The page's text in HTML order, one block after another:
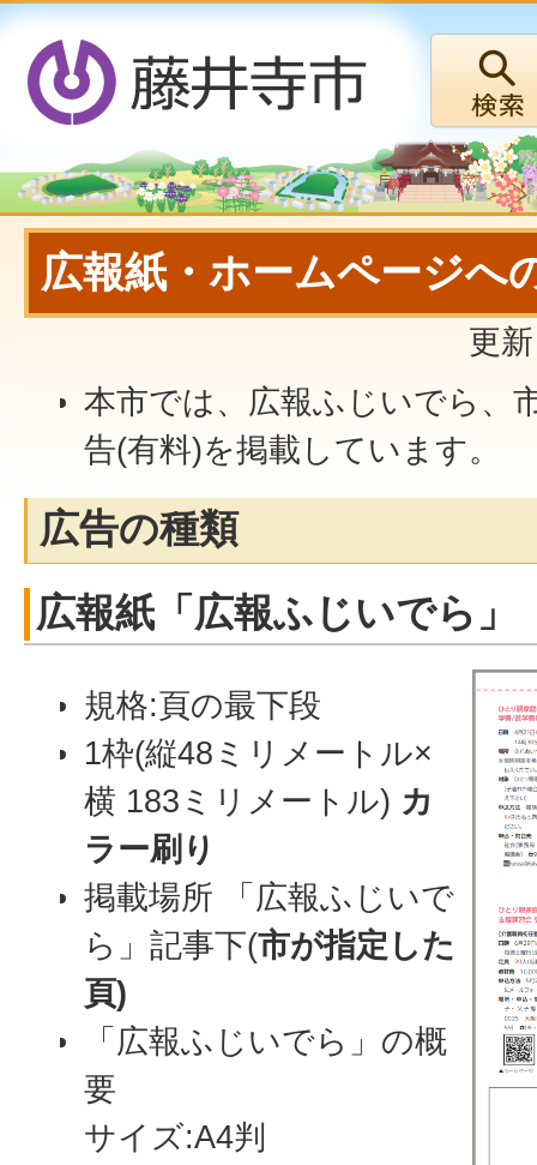
広報紙・ホームページへ
更
本市では、広報ふじいでら、
告(有料)を掲載しています。
広告の種類
広報紙「広報ふじいでら」
規格:頁の最下段
1枠(縦48ミリメートル×
横 183ミリメートル) カ
ラー刷り
掲載場所 「広報ふじいで
ら」記事下(市が指定した
頁)
「広報ふじいでら」の概
要
サイズ:A4判